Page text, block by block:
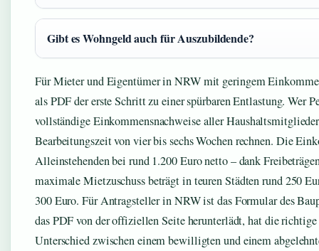
Gibt es Wohngeld auch für Auszubildende?
Für Mieter und Eigentümer in NRW mit geringem
als PDF der erste Schritt zu einer spürbaren Entlastung. Wer
vollständige Einkommensnachweise aller
Bearbeitungszeit von vier bis sechs Wochen rechnen. Die
Alleinstehenden bei rund 1.200 Euro netto – dank
maximale Mietzuschuss beträgt in teuren Städten rund 250
300 Euro. Für Antragsteller in NRW ist das Formular des
das PDF von der offiziellen Seite herunterlädt, hat die
Unterschied zwischen einem bewilligten und einem